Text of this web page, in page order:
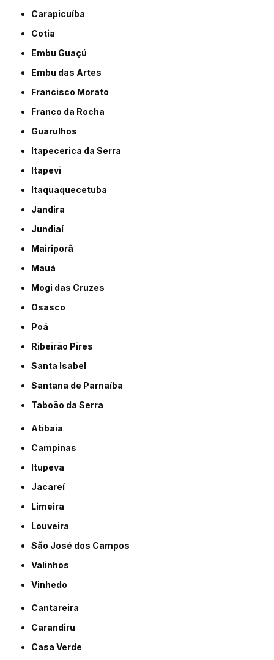
Carapicuíba
Cotia
Embu Guaçú
Embu das Artes
Francisco Morato
Franco da Rocha
Guarulhos
Itapecerica da Serra
Itapevi
Itaquaquecetuba
Jandira
Jundiaí
Mairiporã
Mauá
Mogi das Cruzes
Osasco
Poá
Ribeirão Pires
Santa Isabel
Santana de Parnaíba
Taboão da Serra
Atibaia
Campinas
Itupeva
Jacareí
Limeira
Louveira
São José dos Campos
Valinhos
Vinhedo
Cantareira
Carandiru
Casa Verde